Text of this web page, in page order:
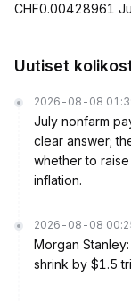
CHF0.00428961
Uutiset
2026-08-08
July nonfarm
clear answer;
whether to
inflation.
2026-08-08
Morgan
shrink by $1.5